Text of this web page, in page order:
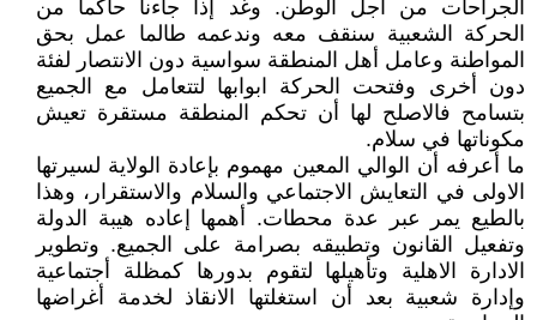
الجراحات من أجل الوطن. وغد إذا جاءنا حاكماً من
الحركة الشعبية سنقف معه وندعمه طالما عمل بحق
المواطنة وعامل أهل المنطقة سواسية دون الانتصار لفئة
دون أخرى وفتحت الحركة ابوابها لتتعامل مع الجميع
بتسامح فالاصلح لها أن تحكم المنطقة مستقرة تعيش
مكوناتها في سلام.
ما أعرفه أن الوالي المعين مهموم بإعادة الولاية لسيرتها
الاولى في التعايش الاجتماعي والسلام والاستقرار، وهذا
بالطيع يمر عبر عدة محطات. أهمها إعاده هيبة الدولة
وتفعيل القانون وتطبيقه بصرامة على الجميع. وتطوير
الادارة الاهلية وتأهيلها لتقوم بدورها كمظلة أجتماعية
وإدارة شعبية بعد أن استغلتها الانقاذ لخدمة أغراضها